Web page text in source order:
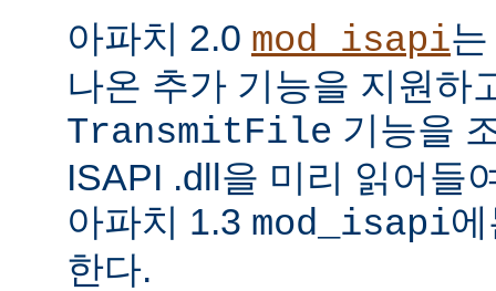
아파치 2.0 mod_isapi
나온 추가 기능을 지원하
TransmitFile 기능을
ISAPI .dll을 미리 읽어들
아파치 1.3 mod_isapi
한다.